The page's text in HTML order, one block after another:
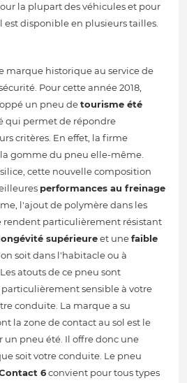
la plupart des véhicules et pour
est disponible en plusieurs tailles.
marque historique au service de
Pour cette année 2018,
un pneu detourisme été
qui permet de répondre
critères. En effet, la firme
gomme du pneu elle-même.
cette nouvelle composition
performances au freinage
l'ajout de polymère dans les
rendent particulièrement résistant
supérieureet unefaible
soit dans l'habitacle ou à
atouts de ce pneu sont
sensible à votre
conduite. La marque a su
la zone de contact au sol est le
un pneu été. Il offre donc une
soit votre conduite. Le pneu
6convient pour tous types